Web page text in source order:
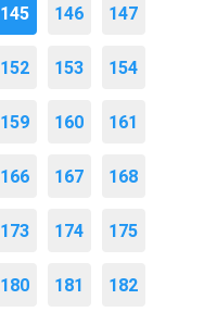
145 146 147
152 153 154
159 160 161
166 167 168
173 174 175
180 181 182